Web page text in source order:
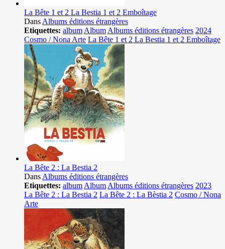
La Bête 1 et 2 La Bestia 1 et 2 Emboîtage
Dans Albums éditions étrangères
Etiquettes: album Album Albums éditions étrangères 2024
Cosmo / Nona Arte La Bête 1 et 2 La Bestia 1 et 2 Emboîtage
La Bête 2 : La Bestia 2
Dans Albums éditions étrangères
Etiquettes: album Album Albums éditions étrangères 2023
La Bête 2 : La Bestia 2 La Bête 2 : La Bèstia 2 Cosmo / Nona
Arte